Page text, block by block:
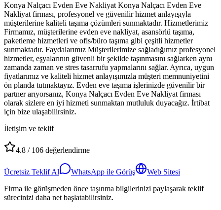
Konya Nalçacı Evden Eve Nakliyat Konya Nalçacı Evden Eve
Nakliyat firması, profesyonel ve güvenilir hizmet anlayışıyla
müşterilerine kaliteli taşıma çözümleri sunmaktadır. Hizmetlerimiz
Firmamız, müşterilerine evden eve nakliyat, asansörlü taşıma,
paketleme hizmetleri ve ofis/büro taşıma gibi çeşitli hizmetler
sunmaktadır. Faydalarımız Müşterilerimize sağladığımız profesyonel
hizmetler, eşyalarının güvenli bir şekilde taşınmasını sağlarken aynı
zamanda zaman ve stres tasarrufu yapmalarını sağlar. Ayrıca, uygun
fiyatlarımız ve kaliteli hizmet anlayışımızla müşteri memnuniyetini
ön planda tutmaktayız. Evden eve taşıma işlerinizde güvenilir bir
partner arıyorsanız, Konya Nalçacı Evden Eve Nakliyat firması
olarak sizlere en iyi hizmeti sunmaktan mutluluk duyacağız. İrtibat
için bize ulaşabilirsiniz.
İletişim ve teklif
4.8 / 106 değerlendirme
Ücretsiz Teklif Al WhatsApp ile Görüş
Web Sitesi
Firma ile görüşmeden önce taşınma bilgilerinizi paylaşarak teklif
sürecinizi daha net başlatabilirsiniz.